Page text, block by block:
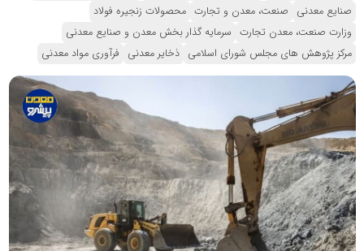
صنایع معدنی صنعت، معدن و تجارت محصولات زنجیره فولاد
وزارت صنعت، معدن تجارت سرمایه گذار بخش معدن و صنایع معدنی
مرکز پژوهش های مجلس شورای اسلامی ذخایر معدنی فرآوری مواد معدنی